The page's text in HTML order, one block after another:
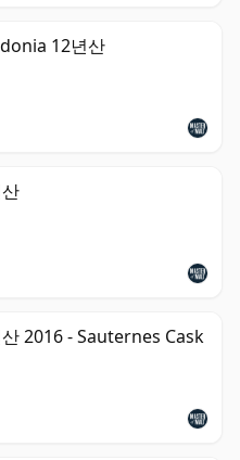
12년산
2016 - Sauternes Cask